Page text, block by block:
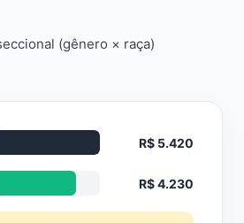
(gênero × raça)
R$ 5.420
R$ 4.230